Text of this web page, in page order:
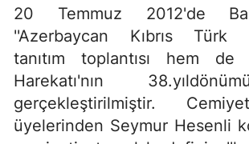
20 Temmuz 2012'de
''Azerbaycan Kıbrıs Türk
tanıtım toplantısı hem de
Harekatı'nın
gerçekleştirilmiştir.
üyelerinden Seymur Hesenli